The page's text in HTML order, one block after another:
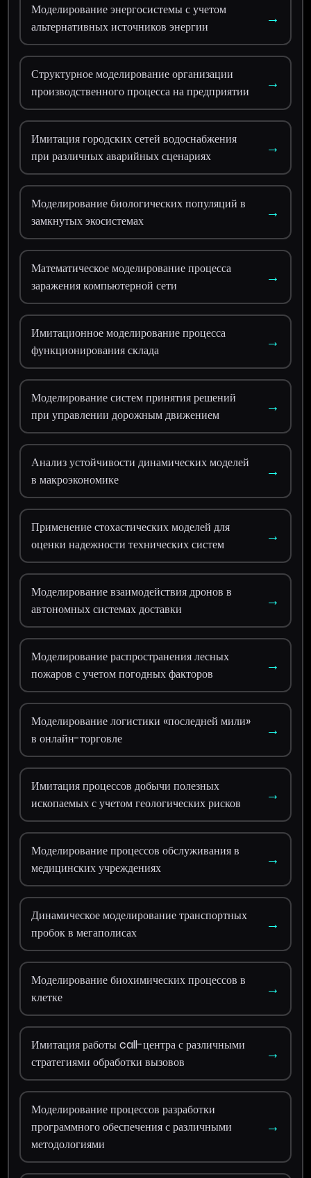
Моделирование энергосистемы с учетом
альтернативных источников энергии
→
Структурное моделирование организации
производственного процесса на предприятии
→
Имитация городских сетей водоснабжения
при различных аварийных сценариях
→
Моделирование биологических популяций в
замкнутых экосистемах
→
Математическое моделирование процесса
заражения компьютерной сети
→
Имитационное моделирование процесса
функционирования склада
→
Моделирование систем принятия решений
при управлении дорожным движением
→
Анализ устойчивости динамических моделей
в макроэкономике
→
Применение стохастических моделей для
оценки надежности технических систем
→
Моделирование взаимодействия дронов в
автономных системах доставки
→
Моделирование распространения лесных
пожаров с учетом погодных факторов
→
Моделирование логистики «последней мили»
в онлайн-торговле
→
Имитация процессов добычи полезных
ископаемых с учетом геологических рисков
→
Моделирование процессов обслуживания в
медицинских учреждениях
→
Динамическое моделирование транспортных
пробок в мегаполисах
→
Моделирование биохимических процессов в
клетке
→
Имитация работы call-центра с различными
стратегиями обработки вызовов
→
Моделирование процессов разработки
программного обеспечения с различными
методологиями
→